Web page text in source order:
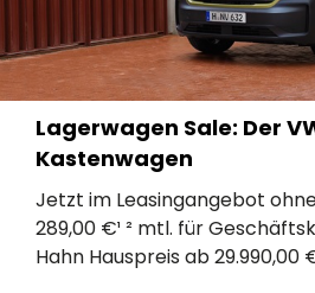
Lagerwagen Sale: Der
Kastenwagen
Jetzt im Leasingangebot
289,00 €¹ ² mtl. für
Hahn Hauspreis ab 29.990,00